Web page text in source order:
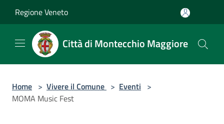
Regione Veneto
Città di Montecchio Maggiore
Home > Vivere il Comune > Eventi >
MOMA Music Fest